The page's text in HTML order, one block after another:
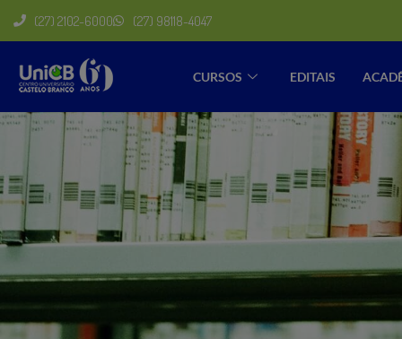
(27) 2102-6000 (27) 98118-4047
CURSOS EDITAIS